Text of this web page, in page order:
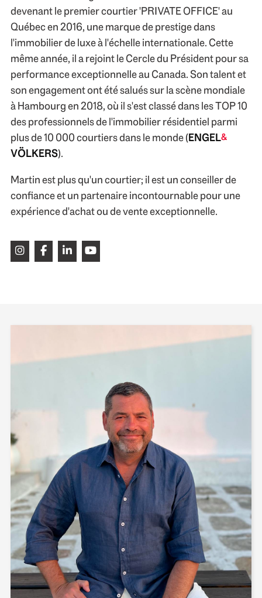
devenant le premier courtier 'PRIVATE OFFICE' au
Québec en 2016, une marque de prestige dans
l'immobilier de luxe à l'échelle internationale. Cette
même année, il a rejoint le Cercle du Président pour sa
performance exceptionnelle au Canada. Son talent et
son engagement ont été salués sur la scène mondiale
à Hambourg en 2018, où il s'est classé dans les TOP 10
des professionnels de l'immobilier résidentiel parmi
plus de 10 000 courtiers dans le monde (ENGEL&
VÖLKERS).
Martin est plus qu'un courtier; il est un conseiller de
confiance et un partenaire incontournable pour une
expérience d'achat ou de vente exceptionnelle.